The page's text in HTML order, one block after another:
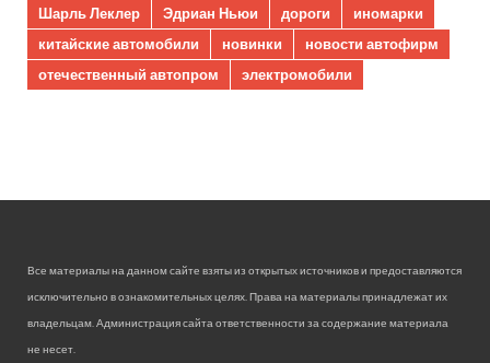
Шарль Леклер
Эдриан Ньюи дороги
иномарки
китайские автомобили
новинки
новости автофирм
отечественный автопром
электромобили
Все материалы на данном сайте взяты из открытых источников и предоставляются
исключительно в ознакомительных целях. Права на материалы принадлежат их
владельцам. Администрация сайта ответственности за содержание материала
не несет.